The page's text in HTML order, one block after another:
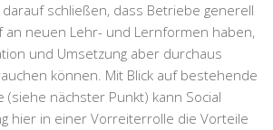
darauf schließen, dass Betriebe generell
an neuen Lehr- und Lernformen haben,
und Umsetzung aber durchaus
können. Mit Blick auf bestehende
(siehe nächster Punkt) kann Social
hier in einer Vorreiterrolle die Vorteile